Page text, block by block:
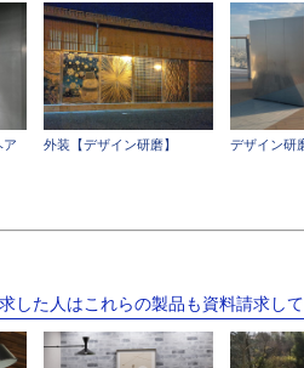
ア
外装【デザイン研磨】 デザイン研
した人はこれらの製品も資料請求し